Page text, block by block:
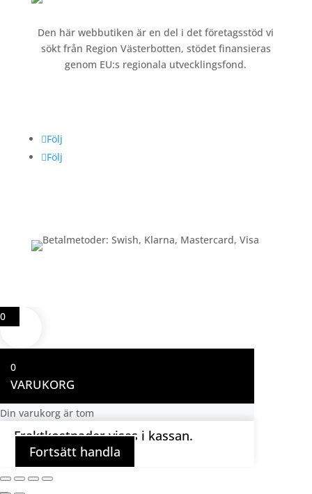
Den här webbutiken är en del i det företagsstöd vi
sökt från Region Västerbotten, stödet finansieras
genom EU:s regionala utvecklingsfond.
Följ
Följ
0
0
VARUKORG
Din varukorg är tom
Fraktkostnader visas i kassan.
Fortsätt handla